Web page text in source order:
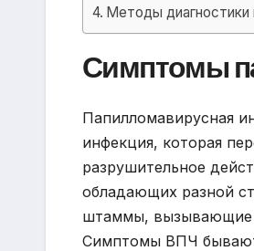
Методы диагностики
Симптомы
Папилломавирусная
инфекция, которая
разрушительное
обладающих разной
штаммы, вызывающие
Симптомы ВПЧ